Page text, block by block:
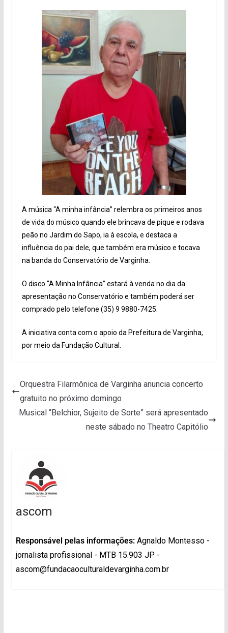
A música “A minha infância” relembra os primeiros anos
de vida do músico quando ele brincava de pique e rodava
peão no Jardim do Sapo, ia à escola, e destaca a
influência do pai dele, que também era músico e tocava
na banda do Conservatório de Varginha.
O disco “A Minha Infância” estará à venda no dia da
apresentação no Conservatório e também poderá ser
comprado pelo telefone (35) 9 9880-7425.
A iniciativa conta com o apoio da Prefeitura de Varginha,
por meio da Fundação Cultural.
Orquestra Filarmônica de Varginha anuncia concerto
gratuito no próximo domingo
Musical “Belchior, Sujeito de Sorte” será apresentado
neste sábado no Theatro Capitólio
ascom
Responsável pelas informações:Agnaldo Montesso -
jornalista profissional - MTB 15.903 JP -
ascom@fundacaoculturaldevarginha.com.br